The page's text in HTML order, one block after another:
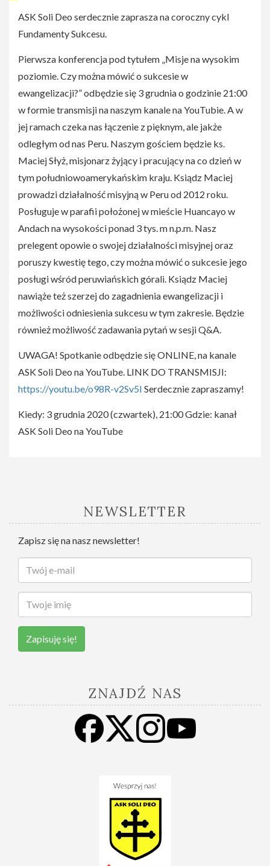
ASK Soli Deo serdecznie zaprasza na coroczny cykl
Fundamenty Sukcesu.
Pierwsza konferencja pod tytułem „Misje na wysokim
poziomie. Czy można mówić o sukcesie w
ewangelizacji?” odbędzie się 3 grudnia o godzinie 21:00
w formie transmisji na naszym kanale na YouTubie. A w
jej ramach czeka nas łączenie z pięknym, ale jakże
odległym od nas Peru. Naszym gościem będzie ks.
Maciej Słyż, misjonarz żyjący i pracujący na co dzień w
tym południowoamerykańskim kraju. Ksiądz Maciej
prowadzi działalność misyjną w Peru od 2012 roku.
Posługuje w parafii położonej w mieście Huancayo w
Andach na wysokości ponad 3 tys. m n.p.m. Nasz
prelegent opowie o swojej działalności misyjnej oraz
poruszy kwestię tego, czy można mówić o sukcesie jego
posługi wśród peruwiańskich górali. Ksiądz Maciej
nawiąże też szerzej do zagadnienia ewangelizacji i
możliwości odniesienia sukcesu w tym zakresie. Będzie
również możliwość zadawania pytań w sesji Q&A.
UWAGA! Spotkanie odbędzie się ONLINE, na kanale
ASK Soli Deo na YouTube. LINK DO TRANSMISJI:
https://youtu.be/o98R-v2Sv5I Serdecznie zapraszamy!
Kiedy: 3 grudnia 2020 (czwartek), 21:00 Gdzie: kanał
ASK Soli Deo na YouTube
NEWSLETTER
Zapisz się na nasz newsletter!
Zapisuję się!
ZNAJDŹ NAS